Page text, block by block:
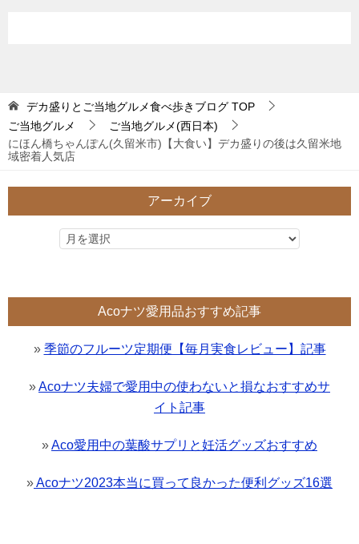
デカ盛りとご当地グルメ食べ歩きブログ TOP
ご当地グルメ
ご当地グルメ(西日本)
にほん橋ちゃんぽん(久留米市)【大食い】デカ盛りの後は久留米地
域密着人気店
アーカイブ
Acoナツ愛用品おすすめ記事
» 季節のフルーツ定期便【毎月実食レビュー】記事
»Acoナツ夫婦で愛用中の使わないと損なおすすめサ
イト記事
»Aco愛用中の葉酸サプリと妊活グッズおすすめ
»Acoナツ2023本当に買って良かった便利グッズ16選